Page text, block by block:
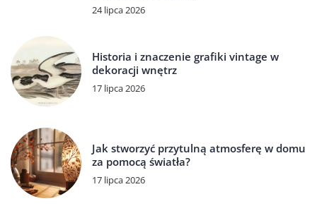
24 lipca 2026
Historia i znaczenie grafiki vintage w
dekoracji wnętrz
17 lipca 2026
Jak stworzyć przytulną atmosferę w domu
za pomocą światła?
17 lipca 2026